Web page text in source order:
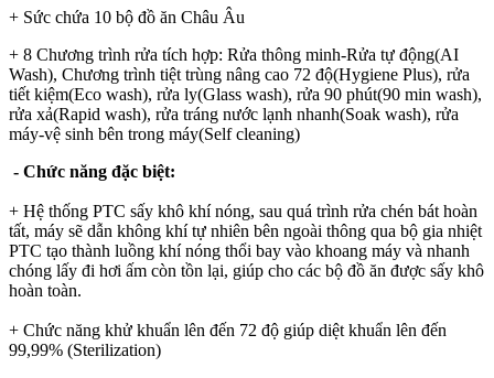
+ Sức chứa 10 bộ đồ ăn Châu Âu
+ 8 Chương trình rửa tích hợp: Rửa thông minh-Rửa tự động(AI
Wash), Chương trình tiệt trùng nâng cao 72 độ(Hygiene Plus), rửa
tiết kiệm(Eco wash), rửa ly(Glass wash), rửa 90 phút(90 min wash),
rửa xả(Rapid wash), rửa tráng nước lạnh nhanh(Soak wash), rửa
máy-vệ sinh bên trong máy(Self cleaning)
- Chức năng đặc biệt:
+ Hệ thống PTC sấy khô khí nóng, sau quá trình rửa chén bát hoàn
tất, máy sẽ dẫn không khí tự nhiên bên ngoài thông qua bộ gia nhiệt
PTC tạo thành luồng khí nóng thổi bay vào khoang máy và nhanh
chóng lấy đi hơi ấm còn tồn lại, giúp cho các bộ đồ ăn được sấy khô
hoàn toàn.
+ Chức năng khử khuẩn lên đến 72 độ giúp diệt khuẩn lên đến
99,99% (Sterilization)